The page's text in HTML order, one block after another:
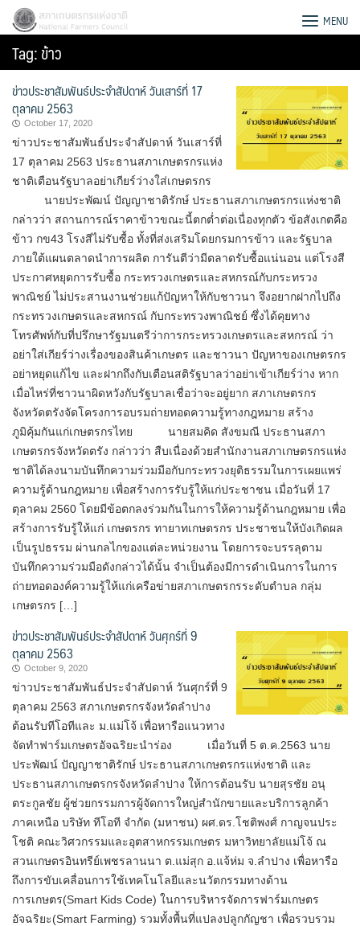
Skip
content
Search
for:
สภาเกษตรกรแห่งชาติ MENU
Tag:ข้าว
ข่าวประชาสัมพันธ์ประจำสัปดาห์ วันเสาร์ที่ 17
ตุลาคม 2563
October 17, 2020
ข่าวประชาสัมพันธ์ประจำสัปดาห์ วันเสาร์ที่
17 ตุลาคม 2563 ประธาน​สภา​เกษตรกร​แห่ง
ชาติ​เตือนรัฐบาลอย่าเกียร์​ว่างใส่เกษตรกร
นายประพัฒน์ ปัญญาชาติรักษ์ ประธานสภาเกษตรกรแห่งชาติ
กล่าวว่า สถานการณ์ราคาข้าวขณะนี้ตกต่ำต่อเนื่องทุกตัว ข้อสังเกตคือ
ข้าว กข43 โรงสีไม่รับซื้อ ทั้งที่ส่งเสริมโดยกรมการข้าว และรัฐบาล​
ภายใต้แผนตลาดนำการผลิต การันตี​ว่ามีตลาดรับซื้อแน่นอน แต่โรงสี
ประกาศหยุดการรับซื้อ กระทรวงเกษตรและสหกรณ์กับกระทรวง
พาณิชย์ ไม่ประสานงานช่วยแก้ปัญหาให้กับชาวนา จึงอยากฝากไปถึง
กระทรวงเกษตรและสหกรณ์ กับกระทรวงพาณิชย์ ซึ่งได้คุยทาง
โทรศัพท์​กับที่ปรึกษารัฐมนตรีว่าการกระทรวงเกษตรและสหกรณ์ ว่า
อย่าใส่เกียร์​ว่างเรื่องของสินค้าเกษตร และชาวนา ปัญหาของเกษตรกร
อย่าหยุดแก้ไข และฝากถึงกับเตือนสติรัฐบาลว่าอย่าเข้าเกียร์ว่าง หาก
เมื่อไหร่ที่ชาวนาผิดหวังกับรัฐบาลเชื่อว่าจะอยู่ยาก สภาเกษตรกร
จังหวัดตรังจัดโครงการอบรมถ่ายทอดความรู้ทางกฎหมาย สร้าง
ภูมิคุ้มกันแก่เกษตรกรไทย นายสมคิด สังขมณี ประธานสภา
เกษตรกรจังหวัดตรัง กล่าวว่า สืบเนื่องด้วยสำนักงานสภาเกษตรกรแห่ง
ชาติได้ลงนามบันทึกความร่วมมือกับกระทรวงยุติธรรมในการเผยแพร่
ความรู้ด้านกฎหมาย เพื่อสร้างการรับรู้ให้แก่ประชาชน เมื่อวันที่ 17
ตุลาคม 2560 โดยมีข้อตกลงร่วมกันในการให้ความรู้ด้านกฎหมาย เพื่อ
สร้างการรับรู้ให้แก่ เกษตรกร ทายาทเกษตรกร ประชาชนให้บังเกิดผล
เป็นรูปธรรม ผ่านกลไกของแต่ละหน่วยงาน โดยการจะบรรลุตาม
บันทึกความร่วมมือดังกล่าวได้นั้น จำเป็นต้องมีการดำเนินการในการ
ถ่ายทอดองค์ความรู้ให้แก่เครือข่ายสภาเกษตรกรระดับตำบล กลุ่ม
เกษตรกร […]
ข่าวประชาสัมพันธ์ประจำสัปดาห์ วันศุกร์ที่ 9
ตุลาคม 2563
October 9, 2020
ข่าวประชาสัมพันธ์ประจำสัปดาห์ วันศุกร์ที่ 9
ตุลาคม 2563 สภาเกษตรกรจังหวัดลำปาง
ต้อนรับทีโอทีและ ม.แม่โจ้ เพื่อหารือแนวทาง
จัดทำฟาร์มเกษตรอัจฉริยะนำร่อง เมื่อวันที่ 5 ต.ค.2563 นาย
ประพัฒน์ ปัญญาชาติรักษ์ ประธานสภาเกษตรกรแห่งชาติ และ
ประธานสภาเกษตรกรจังหวัดลำปาง ให้การต้อนรับ นายสุรชัย อนุ
ตระกูลชัย ผู้ช่วยกรรมการผู้จัดการใหญ่สำนักขายและบริการลูกค้า
ภาคเหนือ บริษัท ทีโอที จำกัด (มหาชน) ผศ.ดร.โชติพงศ์ กาญจนประ
โชติ คณะวิศวกรรมและอุตสาหกรรมเกษตร มหาวิทยาลัยแม่โจ้ ณ
สวนเกษตรอินทรีย์เพชรลานนา ต.แม่สุก อ.แจ้ห่ม จ.ลำปาง เพื่อหารือ
ถึงการขับเคลื่อนการใช้เทคโนโลยีและนวัตกรรมทางด้าน
การเกษตร(Smart Kids Code) ในการบริหารจัดการฟาร์มเกษตร
อัจฉริยะ(Smart Farming) รวมทั้งพื้นที่แปลงปลูกกัญชา เพื่อรวบรวม